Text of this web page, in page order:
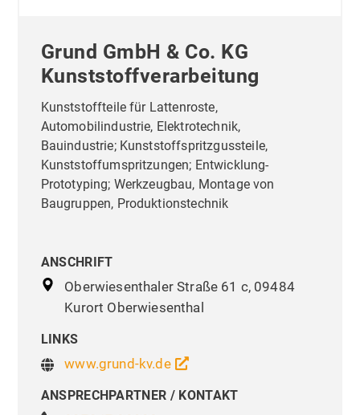
Grund GmbH & Co. KG
Kunststoffverarbeitung
Kunststoffteile für Lattenroste,
Automobilindustrie, Elektrotechnik,
Bauindustrie; Kunststoffspritzgussteile,
Kunststoffumspritzungen; Entwicklung-
Prototyping; Werkzeugbau, Montage von
Baugruppen, Produktionstechnik
ANSCHRIFT
Oberwiesenthaler Straße 61 c, 09484
Kurort Oberwiesenthal
LINKS
www.grund-kv.de
ANSPRECHPARTNER / KONTAKT